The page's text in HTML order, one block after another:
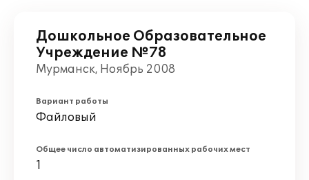
Дошкольное Образовательное
Учреждение №78
Мурманск, Ноябрь 2008
Вариант работы
Файловый
Общее число автоматизированных рабочих мест
1